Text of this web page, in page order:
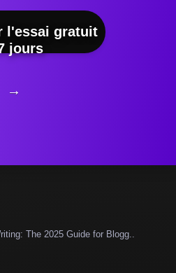
l'essai gratuit
jours
→
The 2025 Guide for Blogg..